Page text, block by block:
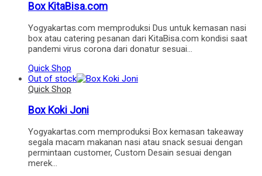
Box KitaBisa.com
Yogyakartas.com memproduksi Dus untuk kemasan nasi
box atau catering pesanan dari KitaBisa.com kondisi saat
pandemi virus corona dari donatur sesuai…
Quick Shop
Out of stock
Quick Shop
Box Koki Joni
Yogyakartas.com memproduksi Box kemasan takeaway
segala macam makanan nasi atau snack sesuai dengan
permintaan customer, Custom Desain sesuai dengan
merek…